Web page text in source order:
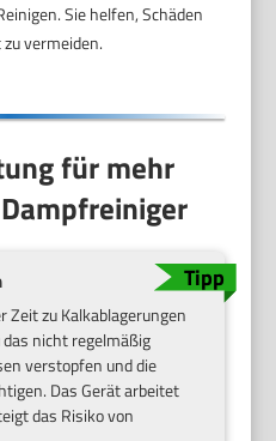
Sie helfen, Schäden
vermeiden.
für mehr
zu Kalkablagerungen
nicht regelmäßig
verstopfen und die
Das Gerät arbeitet
das Risiko von